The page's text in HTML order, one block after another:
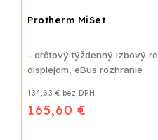
Protherm MiSet
134,63 € bez DPH
165,60 €
- drôtový týždenný izbový
displejom, eBus rozhranie